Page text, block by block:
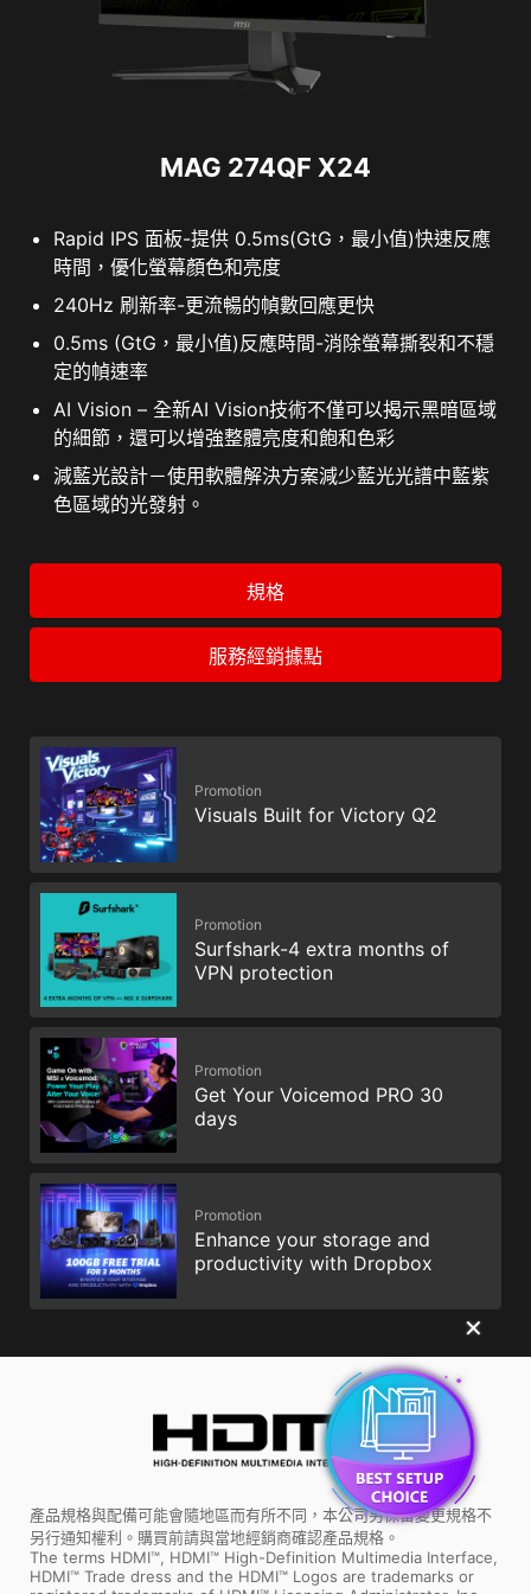
✕
MAG 274QF X24
Rapid IPS 面板-提供 0.5ms(GtG，最小值)快速反應
時間，優化螢幕顏色和亮度
240Hz 刷新率-更流暢的幀數回應更快
0.5ms (GtG，最小值)反應時間-消除螢幕撕裂和不穩
定的幀速率
AI Vision – 全新AI Vision技術不僅可以揭示黑暗區域
的細節，還可以增強整體亮度和飽和色彩
減藍光設計－使用軟體解決方案減少藍光光譜中藍紫
色區域的光發射。
規格
服務經銷據點
Promotion
Visuals Built for Victory Q2
Promotion
Surfshark-4 extra months of
VPN protection
Promotion
Get Your Voicemod PRO 30
days
Promotion
Enhance your storage and
productivity with Dropbox
產品規格與配備可能會隨地區而有所不同，本公司另保留變更規格不
另行通知權利。購買前請與當地經銷商確認產品規格。
The terms HDMI™, HDMI™ High-Definition Multimedia Interface,
HDMI™ Trade dress and the HDMI™ Logos are trademarks or